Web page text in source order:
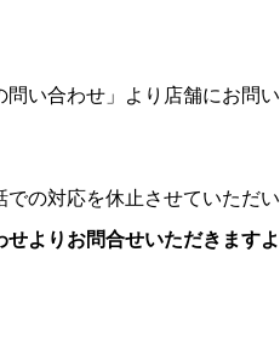
い合わせ」より店舗にお問い
の対応を休止させていただい
よりお問合せいただきますよ